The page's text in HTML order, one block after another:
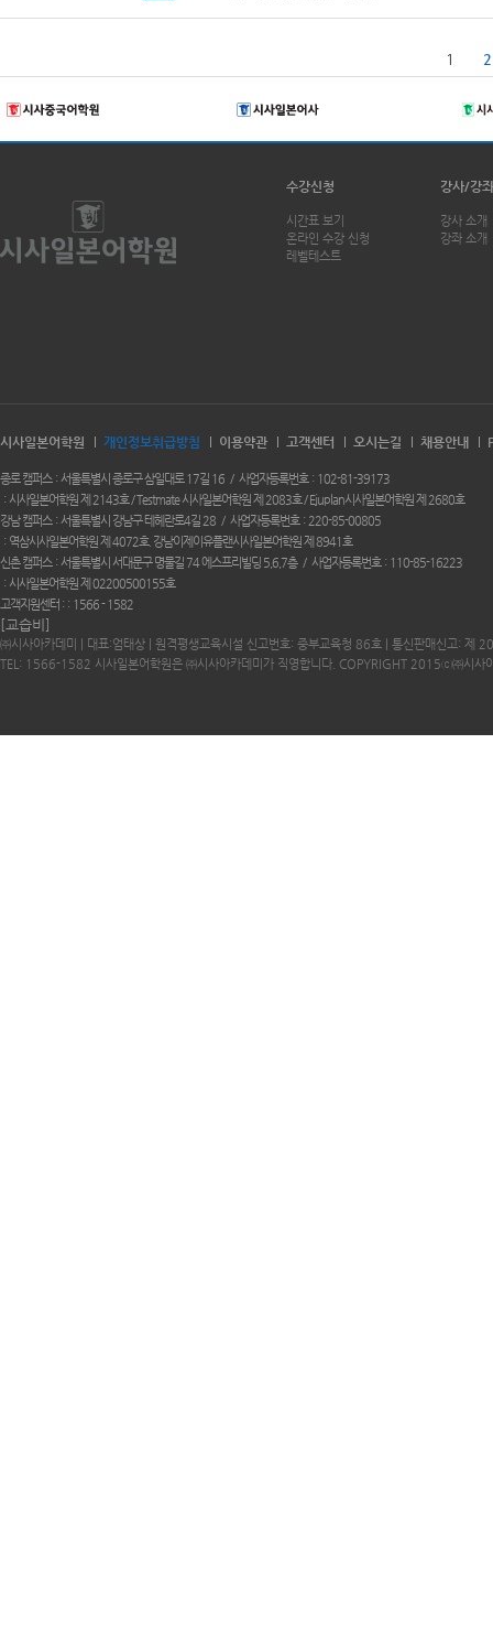
1 2
수강신청
시간표 보기
온라인 수강 신청
레벨테스트
강사/강좌
강사 소개
강좌 소개
시사일본어학원 개인정보취급방침 이용약관 고객센터 오시는길 채용안내
종로 캠퍼스 서울특별시 종로구 삼일대로 17길 16 사업자등록번호
102-81-39173
시사일본어학원 제 2143호 / Testmate 시사일본어학원 제 2083호 / Ejuplan시사일본어학원 제 2680호
강남 캠퍼스
서울특별시 강남구 테헤란로4길 28 사업자등록번호
220-85-00805
역삼시사일본어학원 제 4072호. 강남이제이유플랜시사일본어학원 제 8941호
신촌 캠퍼스
서울특별시 서대문구 명물길 74 에스프리빌딩 5,6,7층 사업자등록번호
110-85-16223
시사일본어학원 제 02200500155호
고객지원센터 :
1566 - 1582
[교습비]
㈜시사아카데미 | 대표:엄태상 | 원격평생교육시설 신고번호: 중부교육청 86호 | 통신판매신고: 제
TEL: 1566-1582 시사일본어학원은 ㈜시사아카데미가 직영합니다. COPYRIGHT 2015ⓒ㈜시사